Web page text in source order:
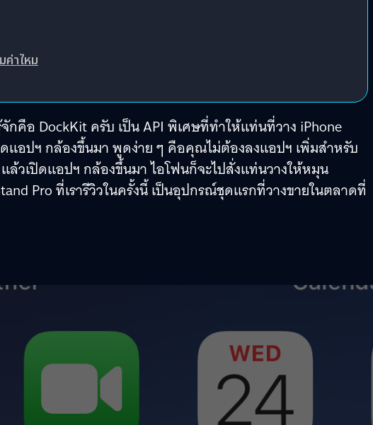
ค่าไหม
กคือ DockKit ครับ เป็น API พิเศษที่ทำให้แท่นที่วาง iPhone
แอปฯ กล้องขึ้นมา พูดง่าย ๆ คือคุณไม่ต้องลงแอปฯ เพิ่มสำหรับ
วเปิดแอปฯ กล้องขึ้นมา ไอโฟนก็จะไปสั่งแท่นวางให้หมุน
Pro ที่เรารีวิวในครั้งนี้ เป็นอุปกรณ์ชุดแรกที่วางขายในตลาดที่